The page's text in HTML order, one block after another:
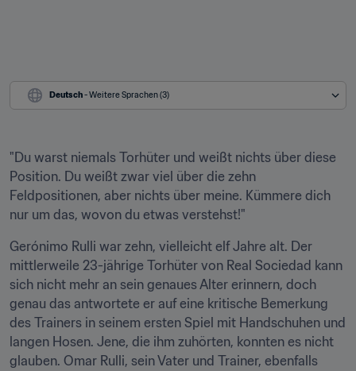
Deutsch - Weitere Sprachen (3)
"Du warst niemals Torhüter und weißt nichts über diese
Position. Du weißt zwar viel über die zehn
Feldpositionen, aber nichts über meine. Kümmere dich
nur um das, wovon du etwas verstehst!"
Gerónimo Rulli war zehn, vielleicht elf Jahre alt. Der
mittlerweile 23-jährige Torhüter von Real Sociedad kann
sich nicht mehr an sein genaues Alter erinnern, doch
genau das antwortete er auf eine kritische Bemerkung
des Trainers in seinem ersten Spiel mit Handschuhen und
langen Hosen. Jene, die ihm zuhörten, konnten es nicht
glauben. Omar Rulli, sein Vater und Trainer, ebenfalls